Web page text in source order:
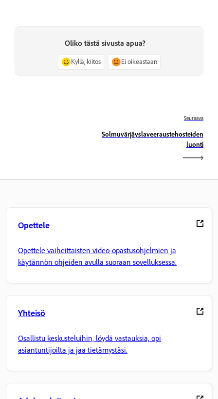
Oliko tästä sivusta apua?
Kyllä, kiitos Ei oikeastaan
Seuraava
Solmuvärjäyslaveeraustehosteiden
luonti
Opettele
Opettele vaiheittaisten video-opastusohjelmien ja
käytännön ohjeiden avulla suoraan sovelluksessa.
Yhteisö
Osallistu keskusteluihin, löydä vastauksia, opi
asiantuntijoilta ja jaa tietämystäsi.